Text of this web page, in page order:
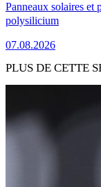
Panneaux solaires et
polysilicium
07.08.2026
PLUS DE CETTE